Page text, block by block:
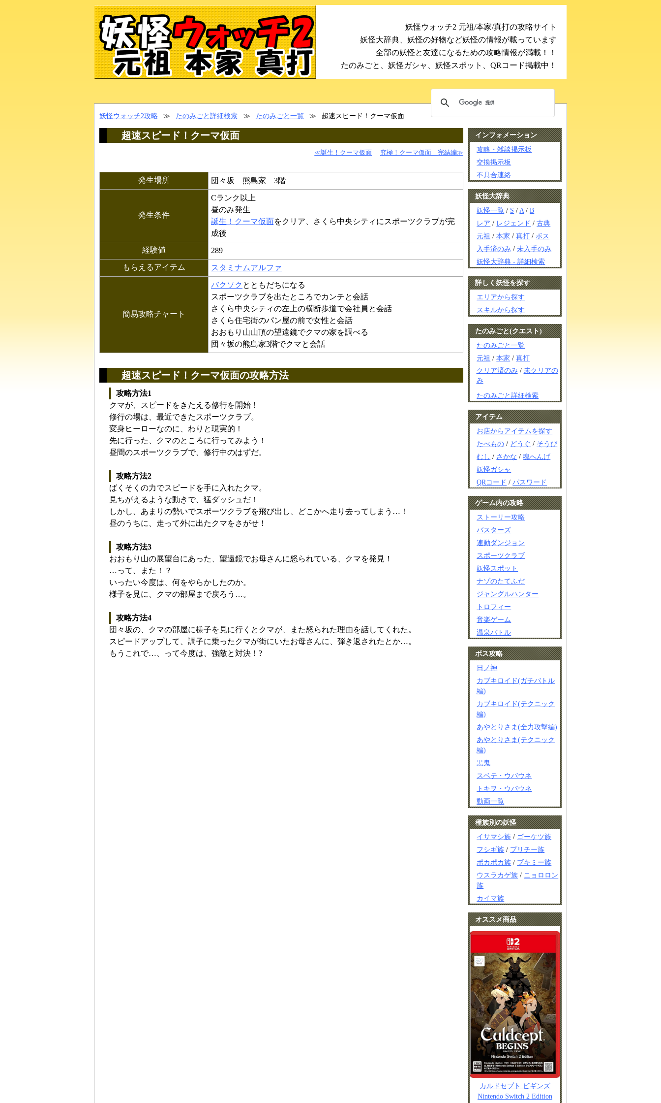
妖怪ウォッチ2 元祖/本家/真打の攻略サイト
妖怪大辞典、妖怪の好物など妖怪の情報が載っています
全部の妖怪と友達になるための攻略情報が満載！！
たのみごと、妖怪ガシャ、妖怪スポット、QRコード掲載中！
妖怪ウォッチ2攻略 ≫ たのみごと詳細検索 ≫ たのみごと一覧 ≫ 超速スピード！クーマ仮面
超速スピード！クーマ仮面
≪誕生！クーマ仮面 究極！クーマ仮面 完結編≫
発生場所 団々坂 熊島家 3階
発生条件
Cランク以上
昼のみ発生
誕生！クーマ仮面をクリア、さくら中央シティにスポーツクラブが完
成後
経験値
289
もらえるアイテム
スタミナムアルファ
簡易攻略チャート
バクソク とともだちになる
スポーツクラブを出たところでカンチと会話
さくら中央シティの左上の横断歩道で会社員と会話
さくら住宅街のパン屋の前で女性と会話
おおもり山山頂の望遠鏡でクマの家を調べる
団々坂の熊島家3階でクマと会話
超速スピード！クーマ仮面の攻略方法
攻略方法1
クマが、スピードをきたえる修行を開始！
修行の場は、最近できたスポーツクラブ。
変身ヒーローなのに、わりと現実的！
先に行った、クマのところに行ってみよう！
昼間のスポーツクラブで、修行中のはずだ。
攻略方法2
ばくそくの力でスピードを手に入れたクマ。
見ちがえるような動きで、猛ダッシュだ！
しかし、あまりの勢いでスポーツクラブを飛び出し、どこかへ走り去ってしまう…！
昼のうちに、走って外に出たクマをさがせ！
攻略方法3
おおもり山の展望台にあった、望遠鏡でお母さんに怒られている、クマを発見！
…って、また！？
いったい今度は、何をやらかしたのか。
様子を見に、クマの部屋まで戻ろう…。
攻略方法4
団々坂の、クマの部屋に様子を見に行くとクマが、また怒られた理由を話してくれた。
スピードアップして、調子に乗ったクマが街にいたお母さんに、弾き返されたとか…。
もうこれで…、って今度は、強敵と対決！?
インフォメーション
攻略・雑談掲示板
交換掲示板
不具合連絡
妖怪大辞典
妖怪一覧 / S / A /B
レア / レジェンド /古典
元祖 /本家 /真打 / ボス
入手済のみ /未入手のみ
妖怪大辞典 - 詳細検索
詳しく妖怪を探す
エリアから探す
スキルから探す
たのみごと(クエスト)
たのみごと一覧
元祖 /本家 /真打
クリア済のみ / 未クリアの
み
たのみごと詳細検索
アイテム
お店からアイテムを探す
たべもの / どうぐ / そうび
むし / さかな /魂へんげ
妖怪ガシャ
QRコード /パスワード
ゲーム内の攻略
ストーリー攻略
バスターズ
連動ダンジョン
スポーツクラブ
妖怪スポット
ナゾのたてふだ
ジャングルハンター
トロフィー
音楽ゲーム
温泉バトル
ボス攻略
日ノ神
カブキロイド(ガチバトル
編)
カブキロイド(テクニック
編)
あやとりさま(全力攻撃編)
あやとりさま(テクニック
編)
黒鬼
スベテ・ウバウネ
トキヲ・ウバウネ
動画一覧
種族別の妖怪
イサマシ族 / ゴーケツ族
フシギ族 / プリチー族
ポカポカ族 / ブキミー族
ウスラカゲ族 / ニョロロン
族
カイマ族
オススメ商品
カルドセプト ビギンズ
Nintendo Switch 2 Edition